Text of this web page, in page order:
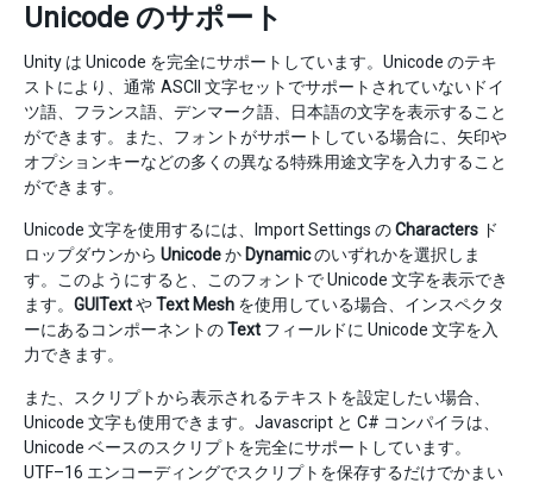
Unicode のサポート
Unity は Unicode を完全にサポートしています。Unicode のテキ
ストにより、通常 ASCII 文字セットでサポートされていないドイ
ツ語、フランス語、デンマーク語、日本語の文字を表示すること
ができます。また、フォントがサポートしている場合に、矢印や
オプションキーなどの多くの異なる特殊用途文字を入力すること
ができます。
Unicode 文字を使用するには、Import Settings のCharacters ド
ロップダウンから Unicodeか Dynamicのいずれかを選択しま
す。このようにすると、このフォントで Unicode 文字を表示でき
ます。 GUITextやText Mesh を使用している場合、インスペクタ
ーにあるコンポーネントのText フィールドに Unicode 文字を入
力できます。
また、スクリプトから表示されるテキストを設定したい場合、
Unicode 文字も使用できます。Javascript と C# コンパイラは、
Unicode ベースのスクリプトを完全にサポートしています。
UTF–16 エンコーディングでスクリプトを保存するだけでかまい